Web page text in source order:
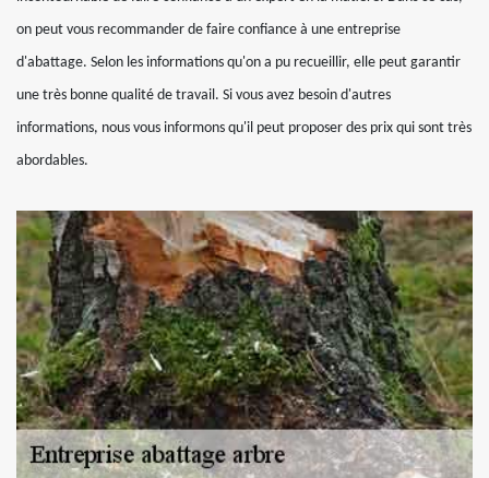
on peut vous recommander de faire confiance à une entreprise
d'abattage. Selon les informations qu'on a pu recueillir, elle peut garantir
une très bonne qualité de travail. Si vous avez besoin d'autres
informations, nous vous informons qu'il peut proposer des prix qui sont très
abordables.